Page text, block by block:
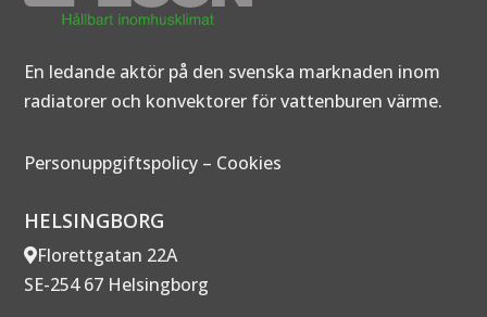
En ledande aktör på den svenska marknaden inom
radiatorer och konvektorer för vattenburen värme.
Personuppgiftspolicy – Cookies
HELSINGBORG
Florettgatan 22A
SE-254 67 Helsingborg